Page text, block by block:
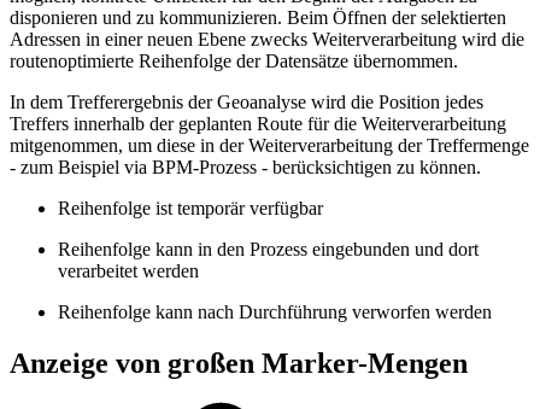
disponieren und zu kommunizieren. Beim Öffnen der selektierten
Adressen in einer neuen Ebene zwecks Weiterverarbeitung wird die
routenoptimierte Reihenfolge der Datensätze übernommen.
In dem Trefferergebnis der Geoanalyse wird die Position jedes
Treffers innerhalb der geplanten Route für die Weiterverarbeitung
mitgenommen, um diese in der Weiterverarbeitung der Treffermenge
- zum Beispiel via BPM-Prozess - berücksichtigen zu können.
Reihenfolge ist temporär verfügbar
Reihenfolge kann in den Prozess eingebunden und dort
verarbeitet werden
Reihenfolge kann nach Durchführung verworfen werden
Anzeige von großen Marker-Mengen